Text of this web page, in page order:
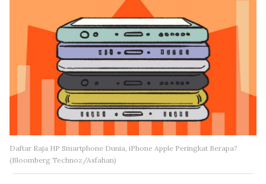
Daftar Raja HP Smartphone Dunia, iPhone Apple Peringkat Berapa?
(Bloomberg Technoz/Asfahan)